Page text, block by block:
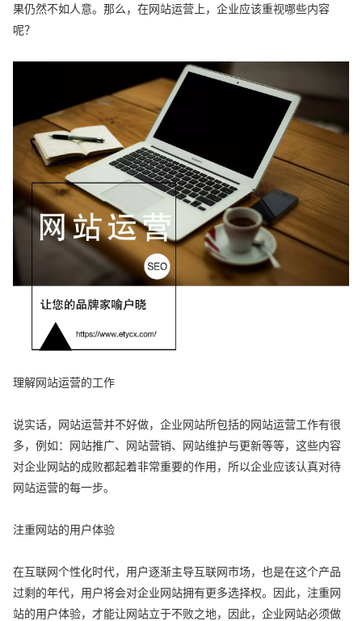
果仍然不如人意。那么，在网站运营上，企业应该重视哪些内容
呢？
理解网站运营的工作
说实话，网站运营并不好做，企业网站所包括的网站运营工作有很
多，例如：网站推广、网站营销、网站维护与更新等等，这些内容
对企业网站的成败都起着非常重要的作用，所以企业应该认真对待
网站运营的每一步。
注重网站的用户体验
在互联网个性化时代，用户逐渐主导互联网市场，也是在这个产品
过剩的年代，用户将会对企业网站拥有更多选择权。因此，注重网
站的用户体验，才能让网站立于不败之地，因此，企业网站必须做